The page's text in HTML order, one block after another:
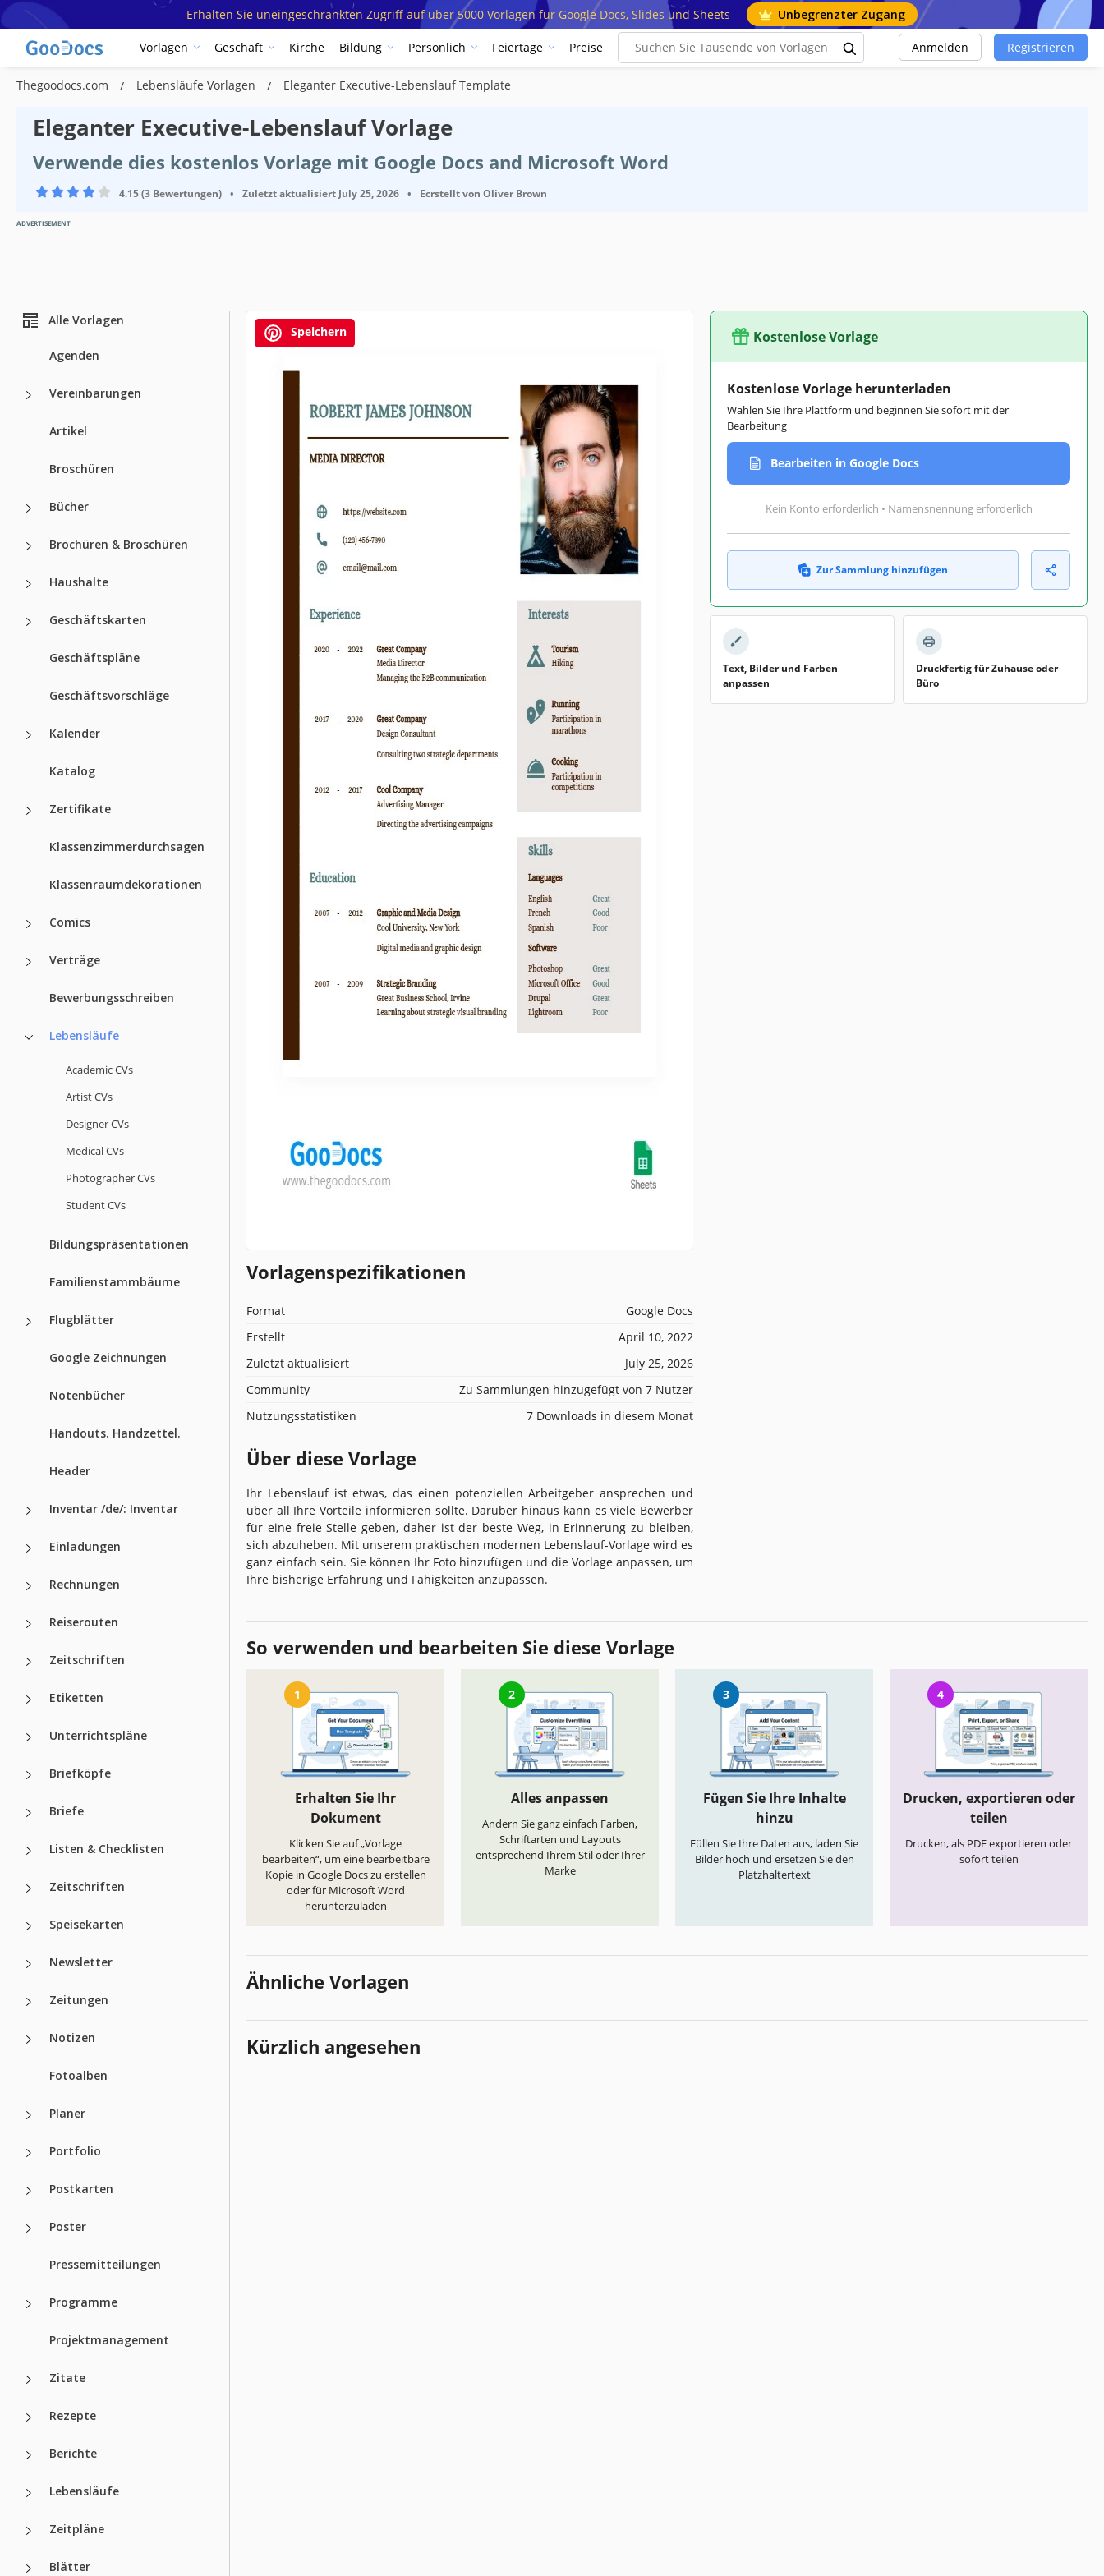
Erhalten Sie uneingeschränkten Zugriff auf über 5000 Vorlagen für Google Docs, Slides und Sheets Unbegrenzter Zugang
Vorlagen Geschäft Kirche Bildung Persönlich Feiertage Preise Anmelden Registrieren
Thegoodocs.com Lebensläufe Vorlagen Eleganter Executive-Lebenslauf Template
Eleganter Executive-Lebenslauf Vorlage
Verwende dies kostenlos Vorlage mit Google Docs and Microsoft Word
4.15 (3 Bewertungen) • Zuletzt aktualisiert July 25, 2026 • Ecrstellt von Oliver Brown
ADVERTISEMENT
Alle Vorlagen
Agenden
Vereinbarungen
Artikel
Broschüren
Bücher
Brochüren & Broschüren
Haushalte
Geschäftskarten
Geschäftspläne
Geschäftsvorschläge
Kalender
Katalog
Zertifikate
Klassenzimmerdurchsagen
Klassenraumdekorationen
Comics
Verträge
Bewerbungsschreiben
Lebensläufe
Academic CVs
Artist CVs
Designer CVs
Medical CVs
Photographer CVs
Student CVs
Bildungspräsentationen
Familienstammbäume
Flugblätter
Google Zeichnungen
Notenbücher
Handouts. Handzettel.
Header
Inventar /de/: Inventar
Einladungen
Rechnungen
Reiserouten
Zeitschriften
Etiketten
Unterrichtspläne
Briefköpfe
Briefe
Listen & Checklisten
Zeitschriften
Speisekarten
Newsletter
Zeitungen
Notizen
Fotoalben
Planer
Portfolio
Postkarten
Poster
Pressemitteilungen
Programme
Projektmanagement
Zitate
Rezepte
Berichte
Lebensläufe
Zeitpläne
Blätter
Speichern
Vorlagenspezifikationen
Format
Google Docs
Erstellt
April 10, 2022
Zuletzt aktualisiert
July 25, 2026
Community
Zu Sammlungen hinzugefügt von 7 Nutzer
Nutzungsstatistiken
7 Downloads in diesem Monat
Über diese Vorlage
Ihr Lebenslauf ist etwas, das einen potenziellen Arbeitgeber ansprechen und
über all Ihre Vorteile informieren sollte. Darüber hinaus kann es viele Bewerber
für eine freie Stelle geben, daher ist der beste Weg, in Erinnerung zu bleiben,
sich abzuheben. Mit unserem praktischen modernen Lebenslauf-Vorlage wird es
ganz einfach sein. Sie können Ihr Foto hinzufügen und die Vorlage anpassen, um
Ihre bisherige Erfahrung und Fähigkeiten anzupassen.
Kostenlose Vorlage
Kostenlose Vorlage herunterladen
Wählen Sie Ihre Plattform und beginnen Sie sofort mit der
Bearbeitung
Bearbeiten in Google Docs
Kein Konto erforderlich • Namensnennung erforderlich
Zur Sammlung hinzufügen
Text, Bilder und Farben
anpassen
Druckfertig für Zuhause oder
Büro
So verwenden und bearbeiten Sie diese Vorlage
1
Erhalten Sie Ihr
Dokument
Klicken Sie auf „Vorlage
bearbeiten“, um eine bearbeitbare
Kopie in Google Docs zu erstellen
oder für Microsoft Word
herunterzuladen
2
Alles anpassen
Ändern Sie ganz einfach Farben,
Schriftarten und Layouts
entsprechend Ihrem Stil oder Ihrer
Marke
3
Fügen Sie Ihre Inhalte
hinzu
Füllen Sie Ihre Daten aus, laden Sie
Bilder hoch und ersetzen Sie den
Platzhaltertext
4
Drucken, exportieren oder
teilen
Drucken, als PDF exportieren oder
sofort teilen
Ähnliche Vorlagen
Kürzlich angesehen